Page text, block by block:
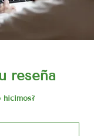
reseña
hicimos?